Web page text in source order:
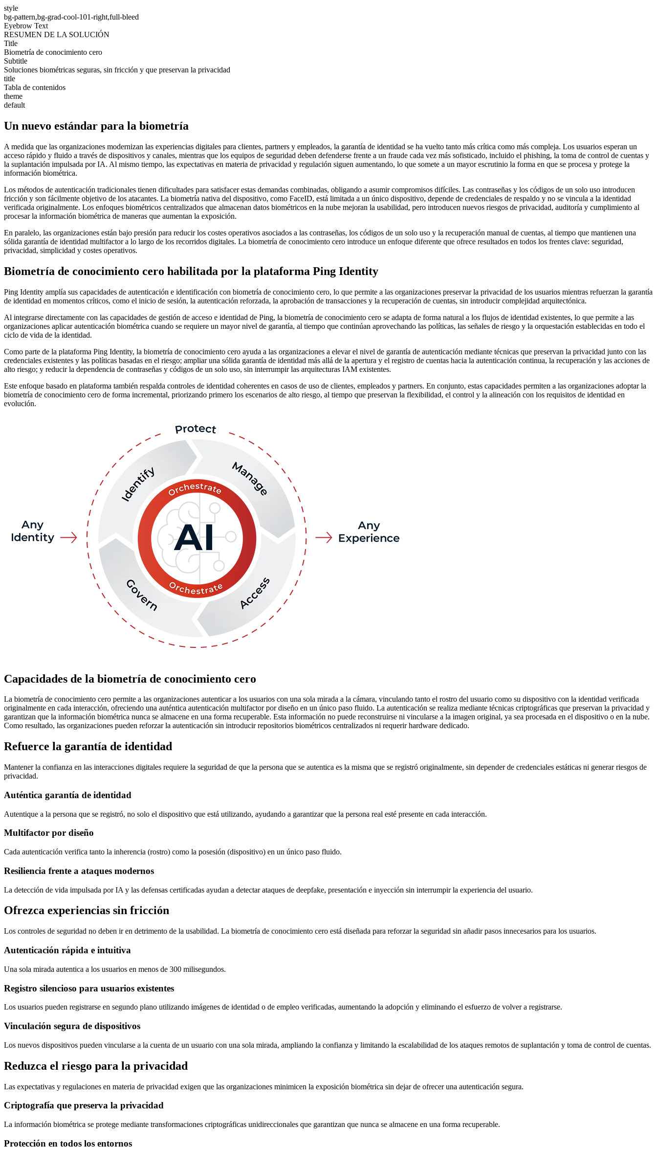
style
bg-pattern,bg-grad-cool-101-right,full-bleed
Eyebrow Text
RESUMEN DE LA SOLUCIÓN
Title
Biometría de conocimiento cero
Subtitle
Soluciones biométricas seguras, sin fricción y que preservan la privacidad
title
Tabla de contenidos
theme
default
Un nuevo estándar para la biometría
A medida que las organizaciones modernizan las experiencias digitales para clientes, partners y empleados, la garantía de identidad se ha vuelto tanto más crítica como más compleja. Los usuarios esperan un
acceso rápido y fluido a través de dispositivos y canales, mientras que los equipos de seguridad deben defenderse frente a un fraude cada vez más sofisticado, incluido el phishing, la toma de control de cuentas y
la suplantación impulsada por IA. Al mismo tiempo, las expectativas en materia de privacidad y regulación siguen aumentando, lo que somete a un mayor escrutinio la forma en que se procesa y protege la
información biométrica.
Los métodos de autenticación tradicionales tienen dificultades para satisfacer estas demandas combinadas, obligando a asumir compromisos difíciles. Las contraseñas y los códigos de un solo uso introducen
fricción y son fácilmente objetivo de los atacantes. La biometría nativa del dispositivo, como FaceID, está limitada a un único dispositivo, depende de credenciales de respaldo y no se vincula a la identidad
verificada originalmente. Los enfoques biométricos centralizados que almacenan datos biométricos en la nube mejoran la usabilidad, pero introducen nuevos riesgos de privacidad, auditoría y cumplimiento al
procesar la información biométrica de maneras que aumentan la exposición.
En paralelo, las organizaciones están bajo presión para reducir los costes operativos asociados a las contraseñas, los códigos de un solo uso y la recuperación manual de cuentas, al tiempo que mantienen una
sólida garantía de identidad multifactor a lo largo de los recorridos digitales. La biometría de conocimiento cero introduce un enfoque diferente que ofrece resultados en todos los frentes clave: seguridad,
privacidad, simplicidad y costes operativos.
Biometría de conocimiento cero habilitada por la plataforma Ping Identity
Ping Identity amplía sus capacidades de autenticación e identificación con biometría de conocimiento cero, lo que permite a las organizaciones preservar la privacidad de los usuarios mientras refuerzan la garantía
de identidad en momentos críticos, como el inicio de sesión, la autenticación reforzada, la aprobación de transacciones y la recuperación de cuentas, sin introducir complejidad arquitectónica.
Al integrarse directamente con las capacidades de gestión de acceso e identidad de Ping, la biometría de conocimiento cero se adapta de forma natural a los flujos de identidad existentes, lo que permite a las
organizaciones aplicar autenticación biométrica cuando se requiere un mayor nivel de garantía, al tiempo que continúan aprovechando las políticas, las señales de riesgo y la orquestación establecidas en todo el
ciclo de vida de la identidad.
Como parte de la plataforma Ping Identity, la biometría de conocimiento cero ayuda a las organizaciones a elevar el nivel de garantía de autenticación mediante técnicas que preservan la privacidad junto con las
credenciales existentes y las políticas basadas en el riesgo; ampliar una sólida garantía de identidad más allá de la apertura y el registro de cuentas hacia la autenticación continua, la recuperación y las acciones de
alto riesgo; y reducir la dependencia de contraseñas y códigos de un solo uso, sin interrumpir las arquitecturas IAM existentes.
Este enfoque basado en plataforma también respalda controles de identidad coherentes en casos de uso de clientes, empleados y partners. En conjunto, estas capacidades permiten a las organizaciones adoptar la
biometría de conocimiento cero de forma incremental, priorizando primero los escenarios de alto riesgo, al tiempo que preservan la flexibilidad, el control y la alineación con los requisitos de identidad en
evolución.
Capacidades de la biometría de conocimiento cero
La biometría de conocimiento cero permite a las organizaciones autenticar a los usuarios con una sola mirada a la cámara, vinculando tanto el rostro del usuario como su dispositivo con la identidad verificada
originalmente en cada interacción, ofreciendo una auténtica autenticación multifactor por diseño en un único paso fluido. La autenticación se realiza mediante técnicas criptográficas que preservan la privacidad y
garantizan que la información biométrica nunca se almacene en una forma recuperable. Esta información no puede reconstruirse ni vincularse a la imagen original, ya sea procesada en el dispositivo o en la nube.
Como resultado, las organizaciones pueden reforzar la autenticación sin introducir repositorios biométricos centralizados ni requerir hardware dedicado.
Refuerce la garantía de identidad
Mantener la confianza en las interacciones digitales requiere la seguridad de que la persona que se autentica es la misma que se registró originalmente, sin depender de credenciales estáticas ni generar riesgos de
privacidad.
Auténtica garantía de identidad
Autentique a la persona que se registró, no solo el dispositivo que está utilizando, ayudando a garantizar que la persona real esté presente en cada interacción.
Multifactor por diseño
Cada autenticación verifica tanto la inherencia (rostro) como la posesión (dispositivo) en un único paso fluido.
Resiliencia frente a ataques modernos
La detección de vida impulsada por IA y las defensas certificadas ayudan a detectar ataques de deepfake, presentación e inyección sin interrumpir la experiencia del usuario.
Ofrezca experiencias sin fricción
Los controles de seguridad no deben ir en detrimento de la usabilidad. La biometría de conocimiento cero está diseñada para reforzar la seguridad sin añadir pasos innecesarios para los usuarios.
Autenticación rápida e intuitiva
Una sola mirada autentica a los usuarios en menos de 300 milisegundos.
Registro silencioso para usuarios existentes
Los usuarios pueden registrarse en segundo plano utilizando imágenes de identidad o de empleo verificadas, aumentando la adopción y eliminando el esfuerzo de volver a registrarse.
Vinculación segura de dispositivos
Los nuevos dispositivos pueden vincularse a la cuenta de un usuario con una sola mirada, ampliando la confianza y limitando la escalabilidad de los ataques remotos de suplantación y toma de control de cuentas.
Reduzca el riesgo para la privacidad
Las expectativas y regulaciones en materia de privacidad exigen que las organizaciones minimicen la exposición biométrica sin dejar de ofrecer una autenticación segura.
Criptografía que preserva la privacidad
La información biométrica se protege mediante transformaciones criptográficas unidireccionales que garantizan que nunca se almacene en una forma recuperable.
Protección en todos los entornos